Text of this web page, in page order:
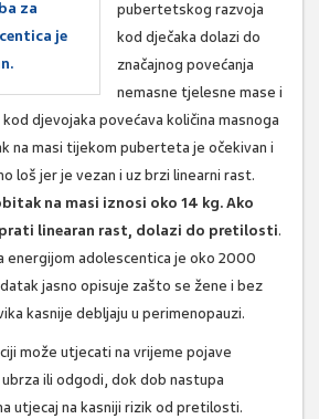
za
je
pubertetskog razvoja
kod dječaka dolazi do
značajnog povećanja
nemasne tjelesne mase i
djevojaka povećava količina masnoga
na masi tijekom puberteta je očekivan i
loš jer je vezan i uz brzi linearni rast.
na masi iznosi oko 14 kg.Ako
linearan rast, dolazi do pretilosti.
energijom adolescentica je oko 2000
jasno opisuje zašto se žene i bez
kasnije debljaju u perimenopauzi.
može utjecati na vrijeme pojave
ili odgodi, dok dob nastupa
utjecaj na kasniji rizik od pretilosti.